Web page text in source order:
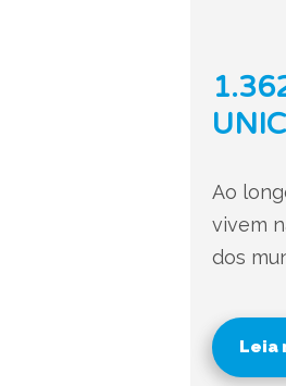
Ao
vivem
dos
Leia